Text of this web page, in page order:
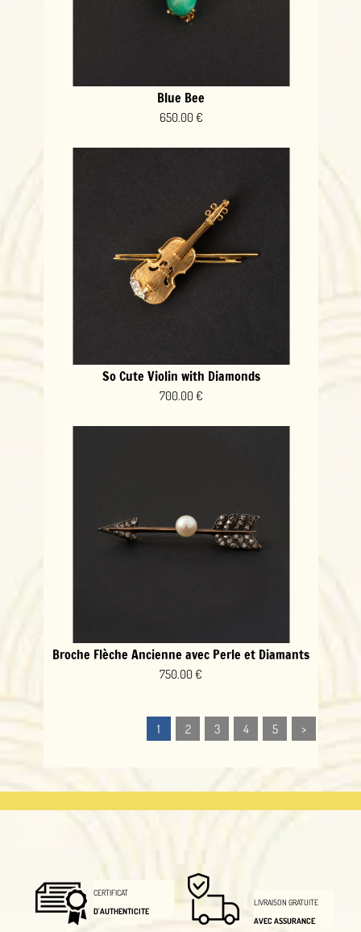
CERTIFICAT
D'AUTHENTICITE
LIVRAISON GRATUITE
AVEC ASSURANCE
Blue Bee
650.00 €
So Cute Violin with Diamonds
700.00 €
Broche Flèche Ancienne avec Perle et Diamants
750.00 €
1 2 3 4 5 >